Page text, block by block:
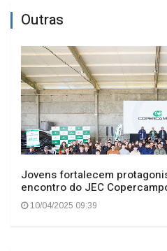
Outras
Jovens fortalecem
encontro do JEC
10/04/2025 09:39